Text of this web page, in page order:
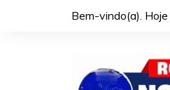
Bem-vindo(a). Hoje